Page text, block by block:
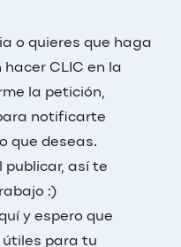
o quieres que haga
CLIC en la
la petición,
notificarte
que deseas.
publicar, así te
:)
y espero que
para tu